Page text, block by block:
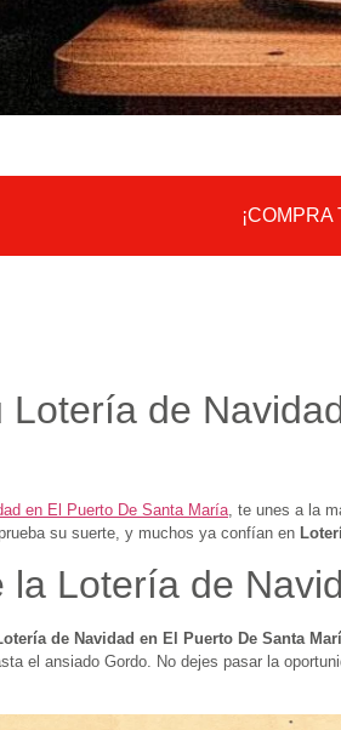
Lotería de
en El Puerto De Santa María , te unes a la
su suerte, y muchos ya confían en
la Lotería de
de Navidad en El Puerto De Santa
el ansiado Gordo. No dejes pasar la